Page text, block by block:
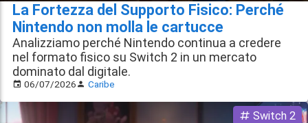
La Fortezza del Supporto Fisico: Perché
Nintendo non molla le cartucce
Analizziamo perché Nintendo continua a credere
nel formato fisico su Switch 2 in un mercato
dominato dal digitale.
06/07/2026 Caribe
Switch 2